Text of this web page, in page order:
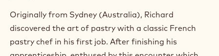
r
a
)
.
Originally from Sydney (Australia), Richard
discovered the art of pastry with a classic French
pastry chef in his first job. After finishing his